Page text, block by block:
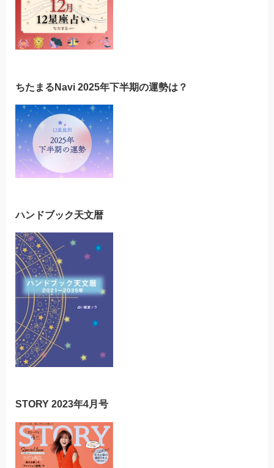
ちたまるNavi 2025年下半期の運勢は？
ハンドブック天文暦
STORY 2023年4月号